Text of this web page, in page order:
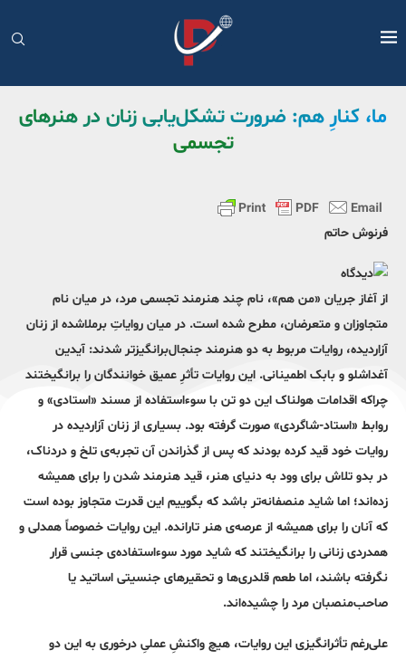
ما، کنارِ هم: ضرورت تشکل‌‌یابی زنان در هنرهای
تجسمی
فرنوش حاتم
از آغاز جریان «من هم»، نام چند هنرمند تجسمی مرد، در میان نام
متجاوزان و متعرضان، مطرح شده است. در میان روایاتِ برملاشده از زنان
آزاردیده، روایات مربوط به دو هنرمند جنجال‌برانگیزتر شدند: آیدین
آغداشلو و بابک اطمینانی. این روایات تأثرِ عمیق خوانندگان را برانگیختند
چراکه اقدامات هولناک این دو تن با سوءاستفاده از مسند «استادی» و
روابط «استاد-شاگردی» صورت گرفته بود. بسیاری از زنان آزاردیده در
روایات خود قید کرده بودند که پس از گذراندن آن تجربه‌ی تلخ و دردناک،
در بدو تلاش برای وود به دنیای هنر، قید هنرمند شدن را برای همیشه
زده‌اند؛ اما شاید منصفانه‌تر باشد که بگوییم این قدرت متجاوز بوده است
که آنان را برای همیشه از عرصه‌ی هنر تارانده. این روایات خصوصاً همدلی و
همدردی زنانی را برانگیختند که شاید مورد سوءاستفاده‌ی جنسی قرار
نگرفته باشند، اما طعم قلدری‌ها و تحقیرهای جنسیتی اساتید یا
صاحب‌منصبان مرد را چشیده‌اند.
علی‌رغم تأثرانگیزی این روایات، هیچ واکنشِ عملیِ درخوری به این دو